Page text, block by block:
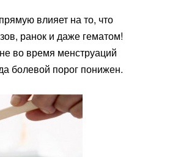
влияет на то, что
ранок и даже гематом!
во время менструаций
болевой порог понижен.